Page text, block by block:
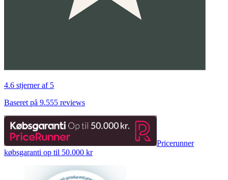
4.6 stjerner af 5
Baseret på 9.555 reviews
Pricerunner
købsgaranti op til 50.000 kr